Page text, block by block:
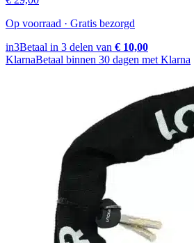
Op voorraad · Gratis bezorgd
in3Betaal in 3 delen van € 10,00
KlarnaBetaal binnen 30 dagen met Klarna